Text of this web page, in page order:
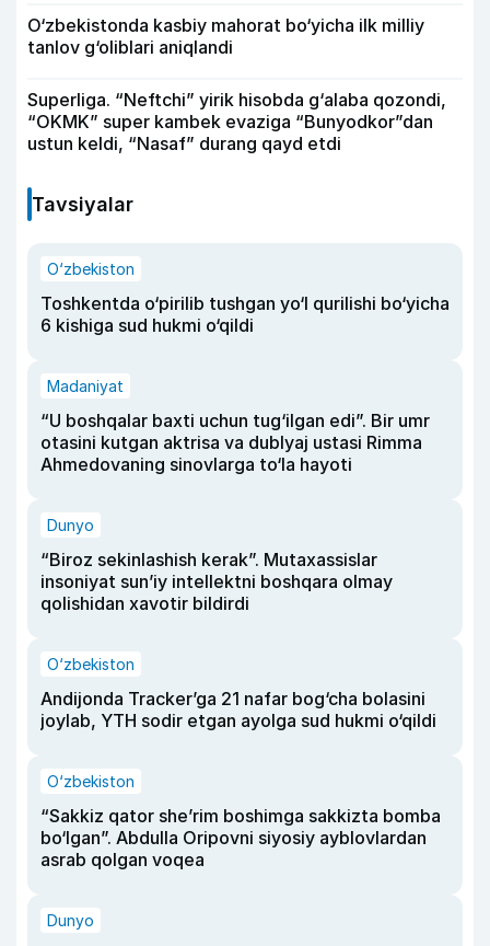
O‘zbekistonda kasbiy mahorat bo‘yicha ilk milliy
tanlov g‘oliblari aniqlandi
Superliga. “Neftchi” yirik hisobda g‘alaba qozondi,
“OKMK” super kambek evaziga “Bunyodkor”dan
ustun keldi, “Nasaf” durang qayd etdi
Tavsiyalar
O‘zbekiston
Toshkentda o‘pirilib tushgan yo‘l qurilishi bo‘yicha
6 kishiga sud hukmi o‘qildi
Madaniyat
“U boshqalar baxti uchun tug‘ilgan edi”. Bir umr
otasini kutgan aktrisa va dublyaj ustasi Rimma
Ahmedovaning sinovlarga to‘la hayoti
Dunyo
“Biroz sekinlashish kerak”. Mutaxassislar
insoniyat sun’iy intellektni boshqara olmay
qolishidan xavotir bildirdi
O‘zbekiston
Andijonda Tracker’ga 21 nafar bog‘cha bolasini
joylab, YTH sodir etgan ayolga sud hukmi o‘qildi
O‘zbekiston
“Sakkiz qator she’rim boshimga sakkizta bomba
bo‘lgan”. Abdulla Oripovni siyosiy ayblovlardan
asrab qolgan voqea
Dunyo